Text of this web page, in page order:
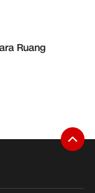
Ruang